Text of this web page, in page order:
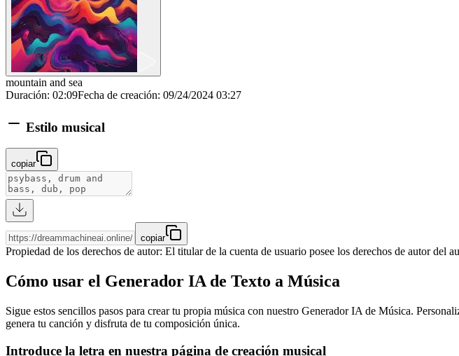
mountain and sea
Duración: 02:09Fecha de creación: 09/24/2024 03:27
Estilo musical
copiar
copiar
Propiedad de los derechos de autor: El titular de la cuenta de usuario posee los derechos de autor del
Cómo usar el Generador IA de Texto a Música
Sigue estos sencillos pasos para crear tu propia música con nuestro Generador IA de Música.
genera tu canción y disfruta de tu composición única.
Introduce la letra en nuestra página de creación musical